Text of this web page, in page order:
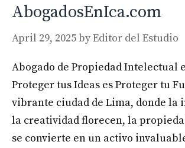
AbogadosEnIca.com
April 29, 2025byEditor del Estudio
Abogado de Propiedad Intelectual
Proteger tus Ideas es Proteger tu
vibrante ciudad de Lima, donde la
la creatividad florecen, la
se convierte en un activo